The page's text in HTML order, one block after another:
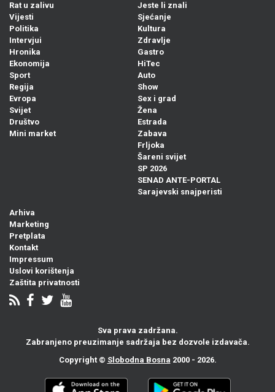
Rat u zalivu
Vijesti
Politika
Intervjui
Hronika
Ekonomija
Sport
Regija
Evropa
Svijet
Društvo
Mini market
Jeste li znali
Sjećanje
Kultura
Zdravlje
Gastro
HiTec
Auto
Show
Sex i grad
Žena
Estrada
Zabava
Frljoka
Šareni svijet
SP 2026
SENAD ANTE-PORTAL
Sarajevski snajperisti
Arhiva
Marketing
Pretplata
Kontakt
Impressum
Uslovi korištenja
Zaštita privatnosti
Sva prava zadržana.
Zabranjeno preuzimanje sadržaja bez dozvole izdavača.
Copyright © Slobodna Bosna 2000 - 2026.